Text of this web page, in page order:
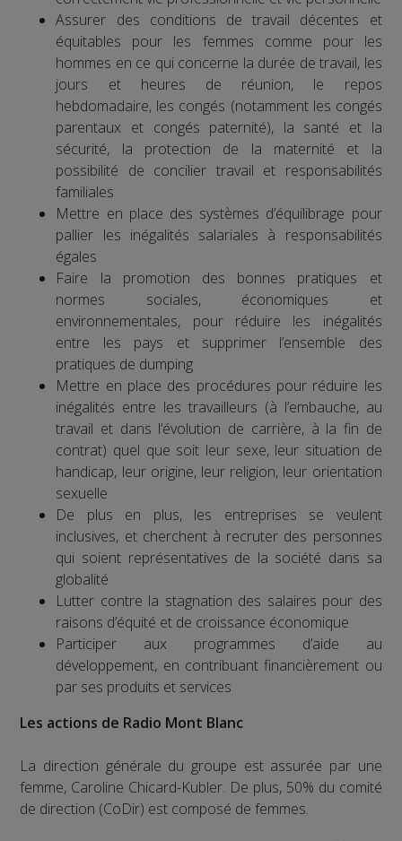
Assurer des conditions de travail décentes et
équitables pour les femmes comme pour les
hommes en ce qui concerne la durée de travail, les
jours et heures de réunion, le repos
hebdomadaire, les congés (notamment les congés
parentaux et congés paternité), la santé et la
sécurité, la protection de la maternité et la
possibilité de concilier travail et responsabilités
familiales
Mettre en place des systèmes d’équilibrage pour
pallier les inégalités salariales à responsabilités
égales
Faire la promotion des bonnes pratiques et
normes sociales, économiques et
environnementales, pour réduire les inégalités
entre les pays et supprimer l’ensemble des
pratiques de dumping
Mettre en place des procédures pour réduire les
inégalités entre les travailleurs (à l’embauche, au
travail et dans l’évolution de carrière, à la fin de
contrat) quel que soit leur sexe, leur situation de
handicap, leur origine, leur religion, leur orientation
sexuelle
De plus en plus, les entreprises se veulent
inclusives, et cherchent à recruter des personnes
qui soient représentatives de la société dans sa
globalité
Lutter contre la stagnation des salaires pour des
raisons d’équité et de croissance économique
Participer aux programmes d’aide au
développement, en contribuant financièrement ou
par ses produits et services
Les actions de Radio Mont Blanc
La direction générale du groupe est assurée par une
femme, Caroline Chicard-Kubler. De plus, 50% du comité
de direction (CoDir) est composé de femmes.